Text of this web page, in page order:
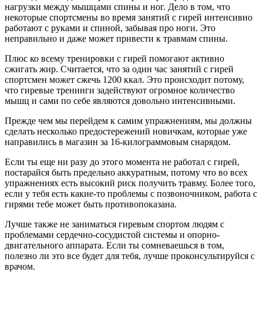
нагрузки между мышцами спины и ног. Дело в том, что
некоторые спортсмены во время занятий с гирей интенсивно
работают с руками и спиной, забывая про ноги. Это
неправильно и даже может привести к травмам спины.
Плюс ко всему тренировки с гирей помогают активно
сжигать жир. Считается, что за один час занятий с гирей
спортсмен может сжечь 1200 ккал. Это происходит потому,
что гиревые тренинги задействуют огромное количество
мышц и сами по себе являются довольно интенсивными.
Прежде чем мы перейдем к самим упражнениям, мы должны
сделать несколько предостережений новичкам, которые уже
направились в магазин за 16-килограммовым снарядом.
Если ты еще ни разу до этого момента не работал с гирей,
постарайся быть предельно аккуратным, потому что во всех
упражнениях есть высокий риск получить травму. Более того,
если у тебя есть какие-то проблемы с позвоночником, работа с
гирями тебе может быть противопоказана.
Лучше также не заниматься гиревым спортом людям с
проблемами сердечно-сосудистой системы и опорно-
двигательного аппарата. Если ты сомневаешься в том,
полезно ли это все будет для тебя, лучше проконсультируйся с
врачом.